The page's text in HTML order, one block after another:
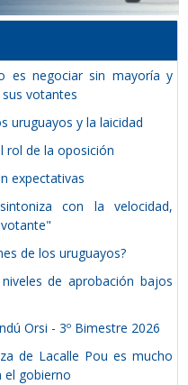
es negociar sin mayoría y
votantes
uruguayos y la laicidad
rol de la oposición
expectativas
con la velocidad,
de los uruguayos?
de aprobación bajos
Orsi - 3º Bimestre 2026
de Lacalle Pou es mucho
el gobierno